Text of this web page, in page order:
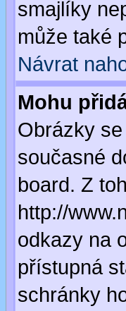
smajlíky
může také
Návrat
Mohu
Obrázky
současné
board. Z
http://
odkazy na
přístupná
schránky